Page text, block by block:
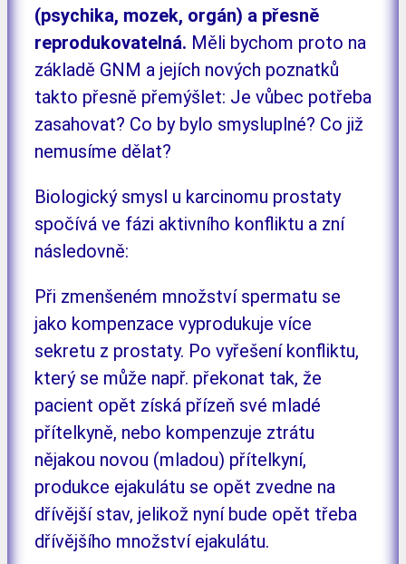
(psychika, mozek, orgán) a přesně
reprodukovatelná. Měli bychom proto na
základě GNM a jejích nových poznatků
takto přesně přemýšlet: Je vůbec potřeba
zasahovat? Co by bylo smysluplné? Co již
nemusíme dělat?
Biologický smysl u karcinomu prostaty
spočívá ve fázi aktivního konfliktu a zní
následovně:
Při zmenšeném množství spermatu se
jako kompenzace vyprodukuje více
sekretu z prostaty. Po vyřešení konfliktu,
který se může např. překonat tak, že
pacient opět získá přízeň své mladé
přítelkyně, nebo kompenzuje ztrátu
nějakou novou (mladou) přítelkyní,
produkce ejakulátu se opět zvedne na
dřívější stav, jelikož nyní bude opět třeba
dřívějšího množství ejakulátu.